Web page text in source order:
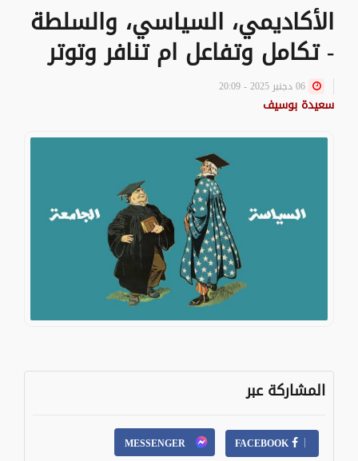
الأكاديمي، السياسي، والسلطة
- تكامل وتفاعل ام تنافر وتوتر
سعيدة بوسيف
المشاركة عبر
FACEBOOK
MESSENGER